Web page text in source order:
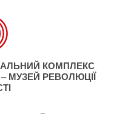
КОМПЛЕКС
МУЗЕЙ РЕВОЛЮЦІЇ